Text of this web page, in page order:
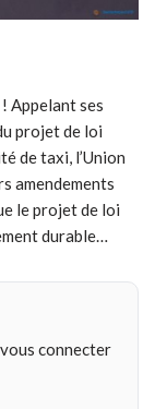
Appelant ses
projet de loi
de taxi, l’Union
amendements
le projet de loi
durable…
connecter